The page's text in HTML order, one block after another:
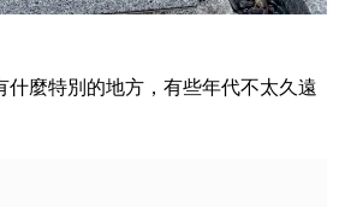
什麼特別的地方，有些年代不太久遠